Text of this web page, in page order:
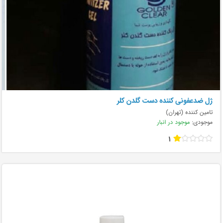
ژل ضدعفونی کننده دست گلدن کلر
تامین کننده (تهران)
موجودی: موجود در انبار
1